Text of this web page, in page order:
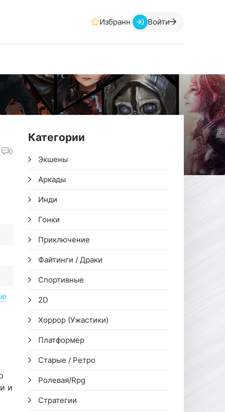
Избранное Войти
0
и
Категории
Экшены
Аркады
Инди
Гонки
Приключение
Файтинги / Драки
Спортивные
2D
Хоррор (Ужастики)
Платформер
Старые / Ретро
Ролевая/Rpg
Стратегии